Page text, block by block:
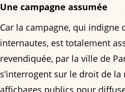
Une campagne assumée
Car la campagne, qui indigne
internautes, est totalement
revendiquée, par la ville de
s’interrogent sur le droit de la
affichages publics pour